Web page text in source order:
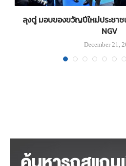
ลุงตู่ มอบของขวัญปีใหม่ประชา
NGV
December 21,